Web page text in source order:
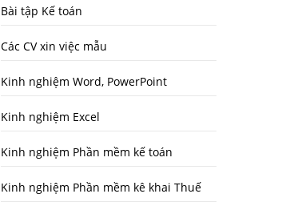
Bài tập Kế toán
Các CV xin việc mẫu
Kinh nghiệm Word, PowerPoint
Kinh nghiệm Excel
Kinh nghiệm Phần mềm kế toán
Kinh nghiệm Phần mềm kê khai Thuế